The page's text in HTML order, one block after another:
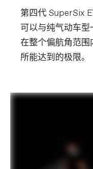
第四代 SuperSix
可以与纯气动车型
在整个偏航角范
所能达到的极限。